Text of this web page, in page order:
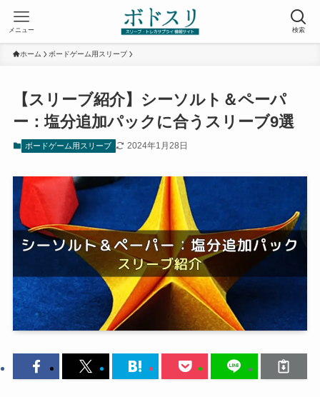
検索
メニュー
ホーム ボードゲーム用スリーブ
【スリーブ紹介】シーソルト＆ペーパ
ー：塩分追加パックに合うスリーブ9選
ボードゲーム用スリーブ 2024年1月28日